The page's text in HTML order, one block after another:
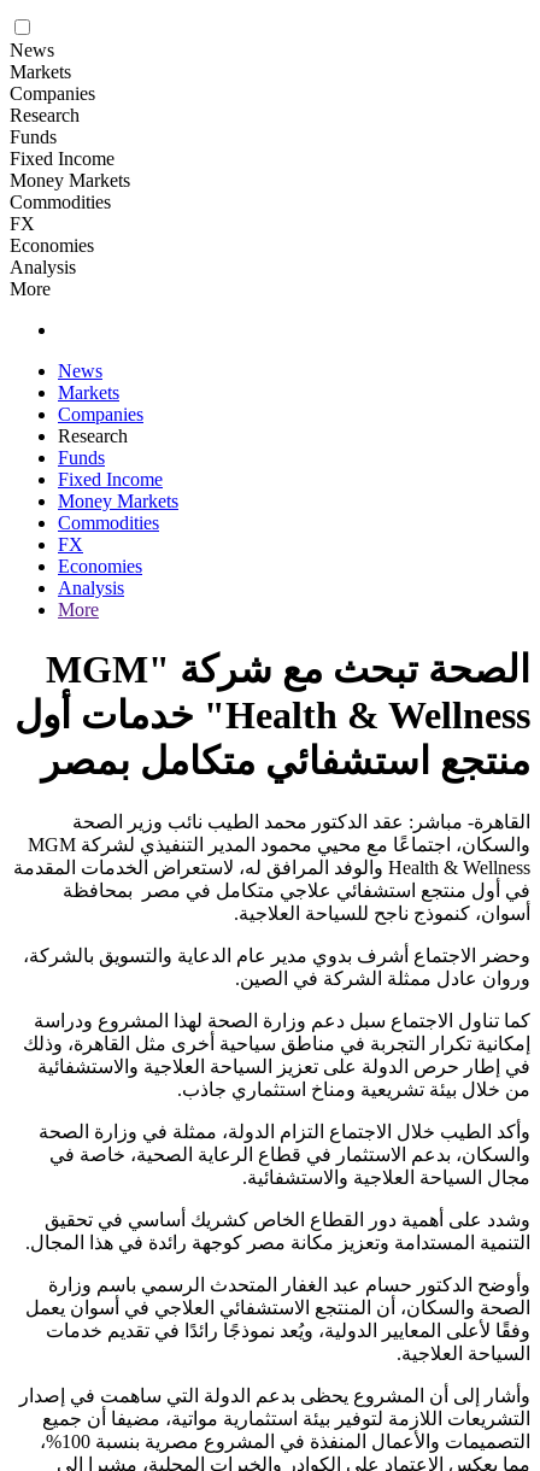
News
Markets
Companies
Research
Funds
Fixed Income
Money Markets
Commodities
FX
Economies
Analysis
More
News
Markets
Companies
Research
Funds
Fixed Income
Money Markets
Commodities
FX
Economies
Analysis
More
الصحة تبحث مع شركة "MGM
Health & Wellness" خدمات أول
منتجع استشفائي متكامل بمصر
القاهرة- مباشر: عقد الدكتور محمد الطيب نائب وزير الصحة
والسكان، اجتماعًا مع محيي محمود المدير التنفيذي لشركة MGM
Health & Wellness والوفد المرافق له، لاستعراض الخدمات المقدمة
في أول منتجع استشفائي علاجي متكامل في مصر بمحافظة
أسوان، كنموذج ناجح للسياحة العلاجية.
وحضر الاجتماع أشرف بدوي مدير عام الدعاية والتسويق بالشركة،
وروان عادل ممثلة الشركة في الصين.
كما تناول الاجتماع سبل دعم وزارة الصحة لهذا المشروع ودراسة
إمكانية تكرار التجربة في مناطق سياحية أخرى مثل القاهرة، وذلك
في إطار حرص الدولة على تعزيز السياحة العلاجية والاستشفائية
من خلال بيئة تشريعية ومناخ استثماري جاذب.
وأكد الطيب خلال الاجتماع التزام الدولة، ممثلة في وزارة الصحة
والسكان، بدعم الاستثمار في قطاع الرعاية الصحية، خاصة في
مجال السياحة العلاجية والاستشفائية.
وشدد على أهمية دور القطاع الخاص كشريك أساسي في تحقيق
التنمية المستدامة وتعزيز مكانة مصر كوجهة رائدة في هذا المجال.
وأوضح الدكتور حسام عبد الغفار المتحدث الرسمي باسم وزارة
الصحة والسكان، أن المنتجع الاستشفائي العلاجي في أسوان يعمل
وفقًا لأعلى المعايير الدولية، ويُعد نموذجًا رائدًا في تقديم خدمات
السياحة العلاجية.
وأشار إلى أن المشروع يحظى بدعم الدولة التي ساهمت في إصدار
التشريعات اللازمة لتوفير بيئة استثمارية مواتية، مضيفا أن جميع
التصميمات والأعمال المنفذة في المشروع مصرية بنسبة 100%،
مما يعكس الاعتماد على الكوادر والخبرات المحلية، مشيرا إلى